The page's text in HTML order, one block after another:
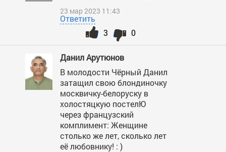
23 мар 2023 11:43
Ответить
0
3
Данил Арутюнов
В молодости Чёрный Данил
затащил свою блондиночку
москвичку-белоруску в
холостяцкую постелЮ
через французский
комплимент: Женщине
столько же лет, сколько лет
её любовнику! : )